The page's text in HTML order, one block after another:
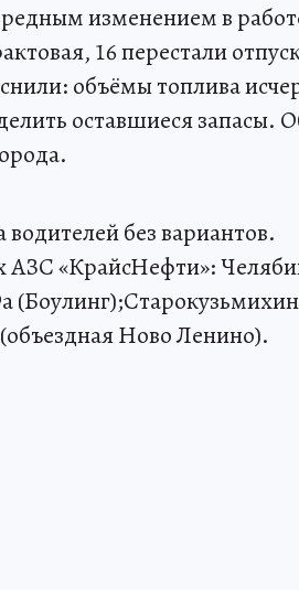
изменением в
16 перестали
объёмы топлива
оставшиеся запасы.
без вариантов.
«КрайсНефти»:
Ново Ленино).